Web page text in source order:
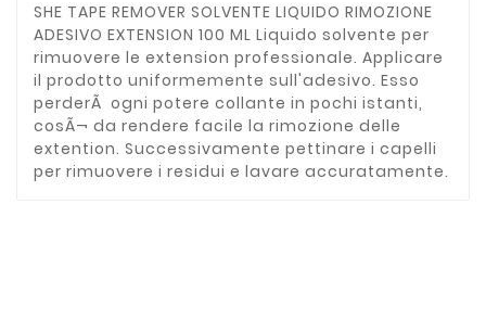
SHE TAPE REMOVER SOLVENTE LIQUIDO RIMOZIONE
ADESIVO EXTENSION 100 ML Liquido solvente per
rimuovere le extension professionale. Applicare
il prodotto uniformemente sull'adesivo. Esso
perderÃ ogni potere collante in pochi istanti,
cosÃ¬ da rendere facile la rimozione delle
extention. Successivamente pettinare i capelli
per rimuovere i residui e lavare accuratamente.